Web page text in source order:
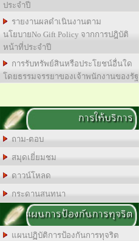
ประจำปี
รายงานผลดำเนินงานตาม
นโยบายNo Gift Policy จากการปฎิบัติ
หน้าที่ประจำปี
การรับทรัพย์สินหรือประโยชน์อื่นใด
โดยธรรมจรรยาของเจ้าพนักงานของรัฐ
การให้บริการ
ถาม-ตอบ
สมุดเยี่ยมชม
ดาวน์โหลด
กระดานสนทนา
แผนการป้องกันการทุจริต
แผนปฏิบัติการป้องกันการทุจริต